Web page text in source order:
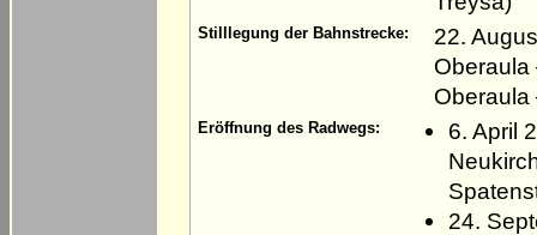
Stilllegung der Bahnstrecke:
22.
Oberaula
Oberaula
Eröffnung des Radwegs:
6. April
24.